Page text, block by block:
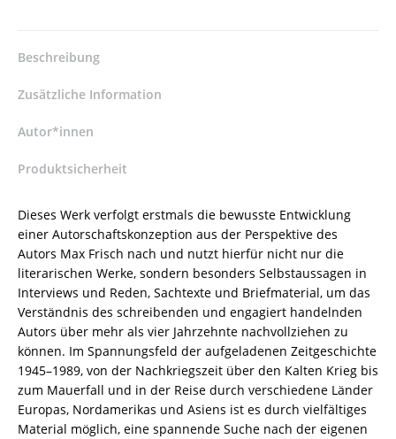
9783826072871
978-
8260-
1
978-
3-
82-
607287-
1
Menge
Beschreibung
Zusätzliche Information
Autor*innen
Produktsicherheit
Dieses Werk verfolgt erstmals die bewusste Entwicklung
einer Autorschaftskonzeption aus der Perspektive des
Autors Max Frisch nach und nutzt hierfür nicht nur die
literarischen Werke, sondern besonders Selbstaussagen in
Interviews und Reden, Sachtexte und Briefmaterial, um das
Verständnis des schreibenden und engagiert handelnden
Autors über mehr als vier Jahrzehnte nachvollziehen zu
können. Im Spannungsfeld der aufgeladenen Zeitgeschichte
1945–1989, von der Nachkriegszeit über den Kalten Krieg bis
zum Mauerfall und in der Reise durch verschiedene Länder
Europas, Nordamerikas und Asiens ist es durch vielfältiges
Material möglich, eine spannende Suche nach der eigenen